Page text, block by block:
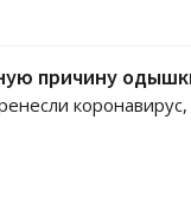
причину